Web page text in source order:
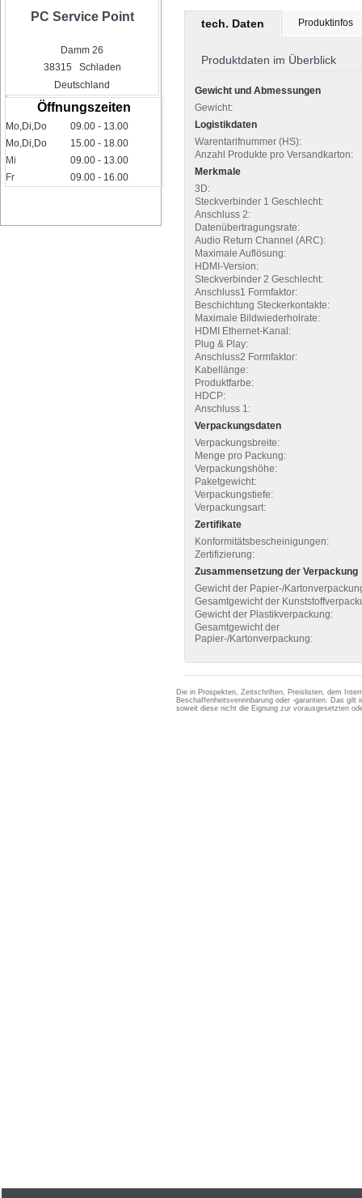
PC Service Point
Damm 26
38315 Schladen
Deutschland
Öffnungszeiten
Mo,Di,Do
09.00 - 13.00
Mo,Di,Do
15.00 - 18.00
Mi
09.00 - 13.00
Fr
09.00 - 16.00
tech. Daten Produktinfos
Produktdaten im Überblick
Gewicht und Abmessungen
Gewicht:
Logistikdaten
Warentarifnummer (HS):
Anzahl Produkte pro Versandkarton:
Merkmale
3D:
Steckverbinder 1 Geschlecht:
Anschluss 2:
Datenübertragungsrate:
Audio Return Channel (ARC):
Maximale Auflösung:
HDMI-Version:
Steckverbinder 2 Geschlecht:
Anschluss1 Formfaktor:
Beschichtung Steckerkontakte:
Maximale Bildwiederholrate:
HDMI Ethernet-Kanal:
Plug & Play:
Anschluss2 Formfaktor:
Kabellänge:
Produktfarbe:
HDCP:
Anschluss 1:
Verpackungsdaten
Verpackungsbreite:
Menge pro Packung:
Verpackungshöhe:
Paketgewicht:
Verpackungstiefe:
Verpackungsart:
Zertifikate
Konformitätsbescheinigungen:
Zertifizierung:
Zusammensetzung der Verpackung
Gewicht der Papier-/
Gesamtgewicht der
Gewicht der Plastikverpackung:
Gesamtgewicht der
Papier-/Kartonverpackung:
Die in Prospekten, Zeitschriften, Preislisten, dem
Beschaffenheitsvereinbarung oder -garantien. Das
soweit diese nicht die Eignung zur vorausgesetzten